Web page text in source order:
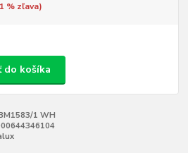
% zľava)
do košíka
1 WH